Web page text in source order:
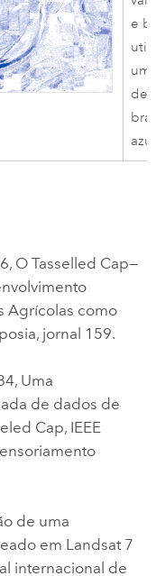
e
uma
de
azul.
O Tasselled Cap—
Agrícolas como
jornal 159.
Uma
de dados de
Cap, IEEE
de uma
em Landsat 7
internacional de